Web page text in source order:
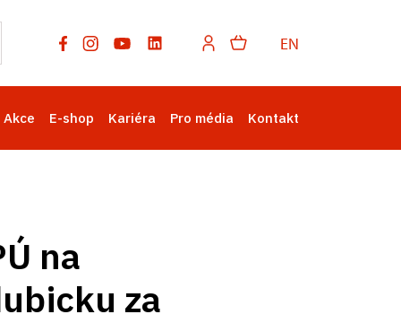
EN
Akce E-shop Kariéra Pro média Kontakt
na
za